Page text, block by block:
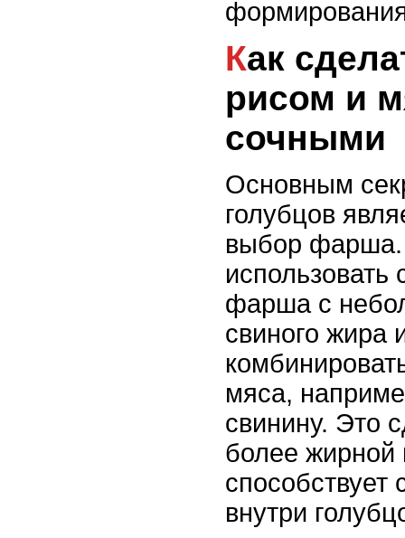
Как сделать голубцы с
рисом и
сочными
Основным
голубцов
выбор фарша.
использовать
фарша с
свиного жира
мяса,
свинину. Это
более жирной
способствует
внутри